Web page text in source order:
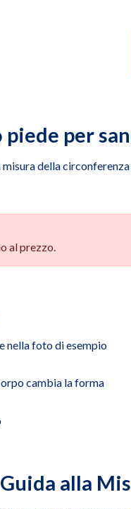
piede per
della
al prezzo.
nella foto di esempio
cambia la forma
Guida alla